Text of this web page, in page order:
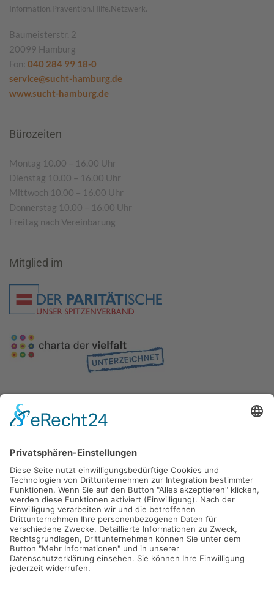
Information.Prävention.Hilfe.Netzwerk.
Baumeisterstr. 2
20099 Hamburg
Fon: 040 284 99 18-0
service@sucht-hamburg.de
www.sucht-hamburg.de
Bürozeiten
Montag 10.00 – 16.00 Uhr
Dienstag 10.00 – 16.00 Uhr
Mittwoch 10.00 – 16.00 Uhr
Donnerstag 10.00 – 16.00 Uhr
Freitag nach Vereinbarung
Mitglied im
Gefördert durch die
Freie und Hansestadt Hamburg